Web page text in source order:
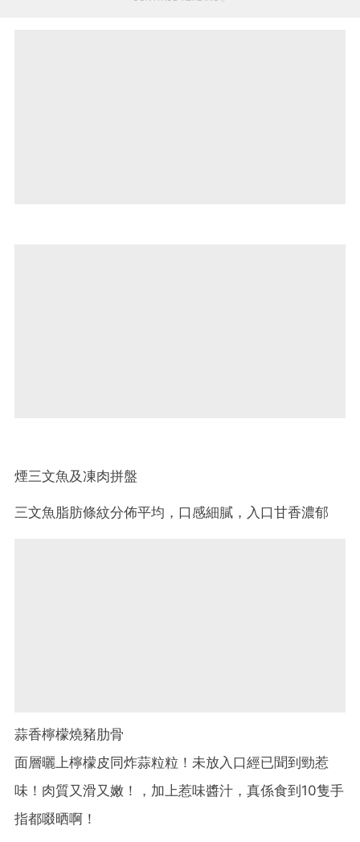
煙三文魚及凍肉拼盤
三文魚脂肪條紋分佈平均，口感細膩，入口甘香濃郁
蒜香檸檬燒豬肋骨
面層曬上檸檬皮同炸蒜粒粒！未放入口經已聞到勁惹
味！肉質又滑又嫩！，加上惹味醬汁，真係食到10隻手
指都啜晒啊！